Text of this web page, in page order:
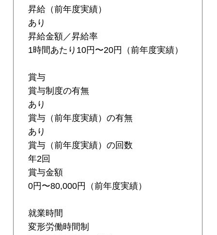
昇給（前年度実績）
あり
昇給金額／昇給率
1時間あたり10円〜20円（前年度実績）
賞与
賞与制度の有無
あり
賞与（前年度実績）の有無
あり
賞与（前年度実績）の回数
年2回
賞与金額
0円〜80,000円（前年度実績）
就業時間
変形労働時間制